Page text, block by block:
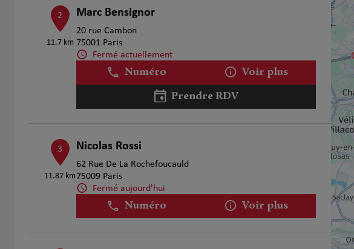
2
11.7 km
Marc Bensignor
20 rue Cambon
75001 Paris
Fermé actuellement
Numéro Voir plus
Prendre RDV
3
11.87 km
Nicolas Rossi
62 Rue De La Rochefoucauld
75009 Paris
Fermé aujourd'hui
Numéro Voir plus